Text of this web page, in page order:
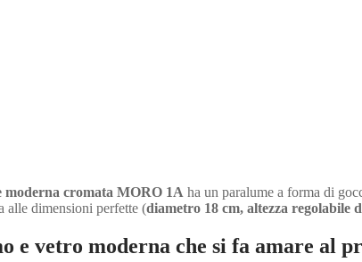
moderna cromata MORO 1A ha un paralume a forma di
alle dimensioni perfette (diametro 18 cm, altezza regolabile
e vetro moderna che si fa amare al